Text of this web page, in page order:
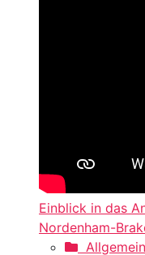
Einblick in das
Nordenham-
Allgemein